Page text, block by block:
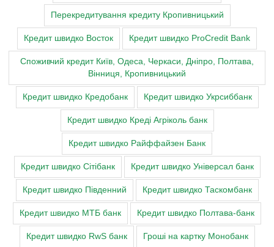
Перекредитування кредиту Кропивницький
Кредит швидко Восток Кредит швидко ProCredit Bank
Cпоживчий кредит Київ, Одеса, Черкаси, Дніпро, Полтава,
Вінниця, Кропивницький
Кредит швидко Кредобанк Кредит швидко Укрсиббанк
Кредит швидко Креді Агріколь банк
Кредит швидко Райффайзен Банк
Кредит швидко Сітібанк Кредит швидко Універсал банк
Кредит швидко Південний Кредит швидко Таскомбанк
Кредит швидко МТБ банк Кредит швидко Полтава-банк
Кредит швидко RwS банк Гроші на картку Монобанк